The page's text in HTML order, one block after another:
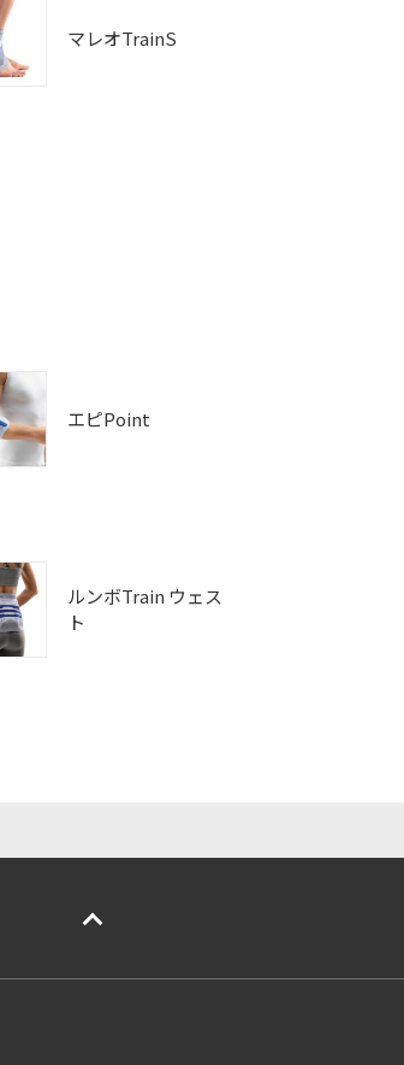
マレオTrainS
エピPoint
ルンボTrain ウェス
ト